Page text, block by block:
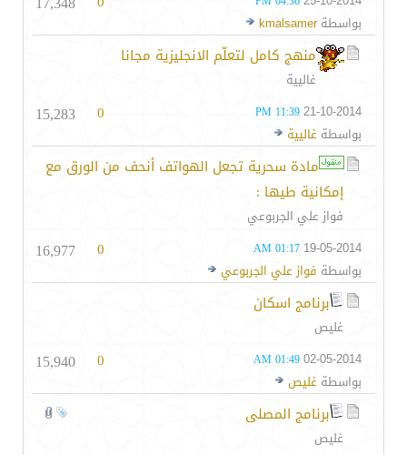
بواسطةkmalsamer
منهج كامل لتعلّم الانجليزية مجانا
غاليية
21-10-2014
11:39 PM
بواسطة غاليية
0
15,283
مادة سحرية تجعل الهواتف أنحف من الورق مع
إمكانية طيها :
فواز علي الجربوعي
19-05-2014
01:17 AM
بواسطة فواز علي الجربوعي
0
16,977
برنامج اسكان
غليص
02-05-2014
01:49 AM
بواسطة غليص
0
15,940
برنامج المصلى
غليص